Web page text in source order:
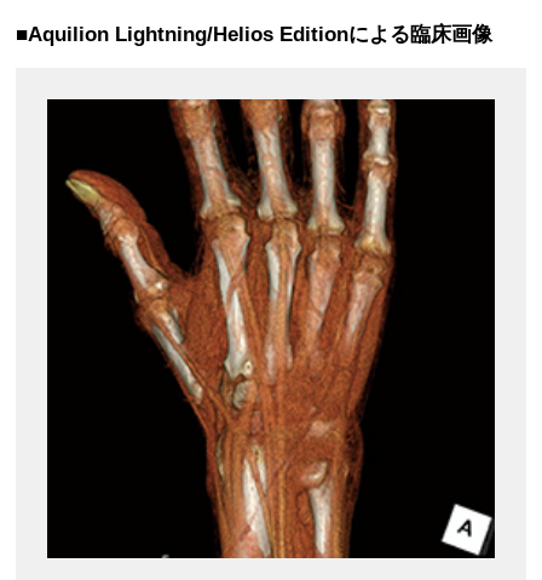
■Aquilion Lightning/Helios Editionによる臨床画像